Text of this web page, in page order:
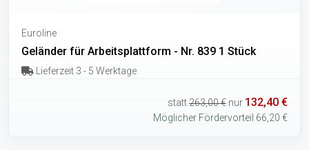
Euroline
Geländer für Arbeitsplattform - Nr. 839 1 Stück
Lieferzeit 3 - 5 Werktage
statt263,00 € nur 132,40 €
Möglicher Fördervorteil 66,20 €